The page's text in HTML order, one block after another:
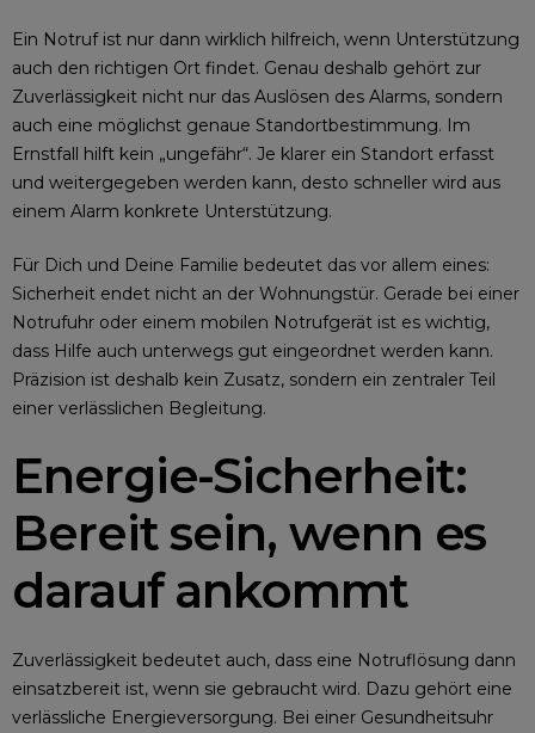
Ein Notruf ist nur dann wirklich hilfreich, wenn Unterstützung
auch den richtigen Ort findet. Genau deshalb gehört zur
Zuverlässigkeit nicht nur das Auslösen des Alarms, sondern
auch eine möglichst genaue Standortbestimmung. Im
Ernstfall hilft kein „ungefähr“. Je klarer ein Standort erfasst
und weitergegeben werden kann, desto schneller wird aus
einem Alarm konkrete Unterstützung.
Für Dich und Deine Familie bedeutet das vor allem eines:
Sicherheit endet nicht an der Wohnungstür. Gerade bei einer
Notrufuhr oder einem mobilen Notrufgerät ist es wichtig,
dass Hilfe auch unterwegs gut eingeordnet werden kann.
Präzision ist deshalb kein Zusatz, sondern ein zentraler Teil
einer verlässlichen Begleitung.
Energie-Sicherheit:
Bereit sein, wenn es
darauf ankommt
Zuverlässigkeit bedeutet auch, dass eine Notruflösung dann
einsatzbereit ist, wenn sie gebraucht wird. Dazu gehört eine
verlässliche Energieversorgung. Bei einer Gesundheitsuhr